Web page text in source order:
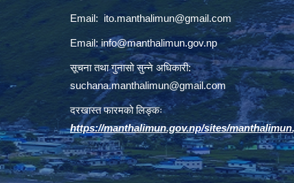
Email: ito.manthalimun@gmail.com
Email:info@manthalimun.gov.np
सूचना तथा गुनासो सुन्ने अधिकारी:
suchana.manthalimun@gmail.com
दरखास्त फारमको लिङ्कः
https://manthalimun.gov.np/sites/